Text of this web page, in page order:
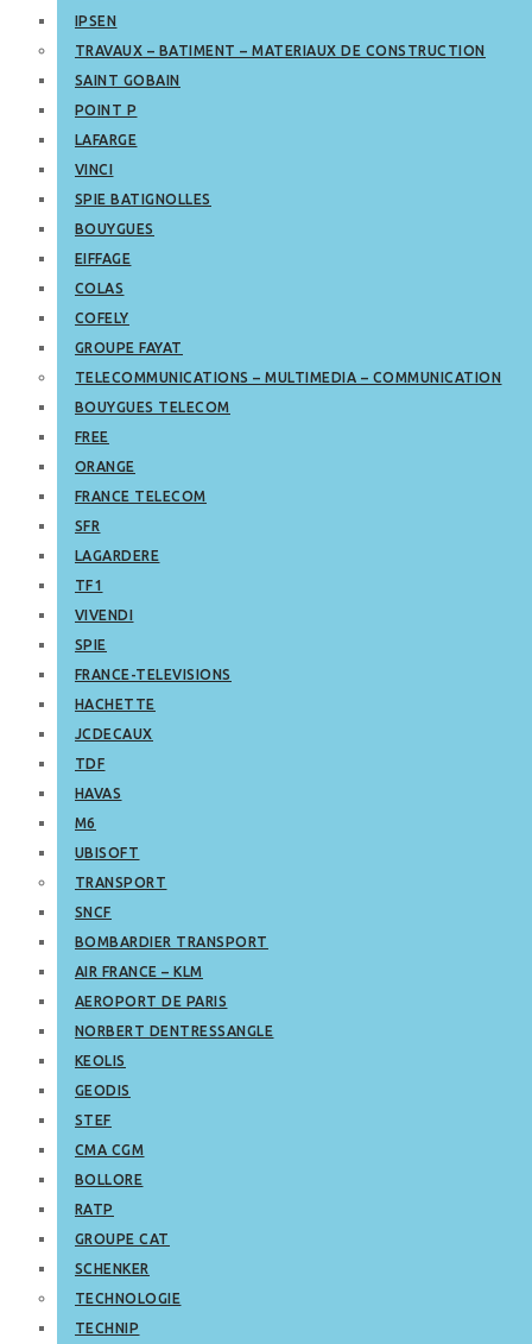
IPSEN
TRAVAUX – BATIMENT – MATERIAUX DE CONSTRUCTION
SAINT GOBAIN
POINT P
LAFARGE
VINCI
SPIE BATIGNOLLES
BOUYGUES
EIFFAGE
COLAS
COFELY
GROUPE FAYAT
TELECOMMUNICATIONS – MULTIMEDIA – COMMUNICATION
BOUYGUES TELECOM
FREE
ORANGE
FRANCE TELECOM
SFR
LAGARDERE
TF1
VIVENDI
SPIE
FRANCE-TELEVISIONS
HACHETTE
JCDECAUX
TDF
HAVAS
M6
UBISOFT
TRANSPORT
SNCF
BOMBARDIER TRANSPORT
AIR FRANCE – KLM
AEROPORT DE PARIS
NORBERT DENTRESSANGLE
KEOLIS
GEODIS
STEF
CMA CGM
BOLLORE
RATP
GROUPE CAT
SCHENKER
TECHNOLOGIE
TECHNIP